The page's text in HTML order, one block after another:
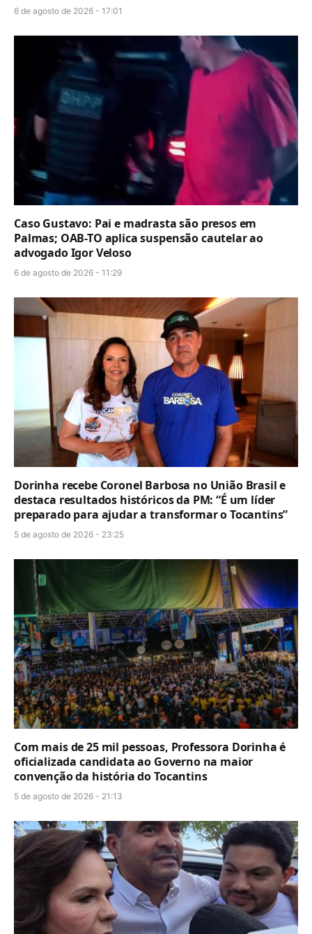
6 de agosto de 2026 - 17:01
Caso Gustavo: Pai e madrasta são presos em
Palmas; OAB-TO aplica suspensão cautelar ao
advogado Igor Veloso
6 de agosto de 2026 - 11:29
Dorinha recebe Coronel Barbosa no União Brasil e
destaca resultados históricos da PM: “É um líder
preparado para ajudar a transformar o Tocantins”
5 de agosto de 2026 - 23:25
Com mais de 25 mil pessoas, Professora Dorinha é
oficializada candidata ao Governo na maior
convenção da história do Tocantins
5 de agosto de 2026 - 21:13